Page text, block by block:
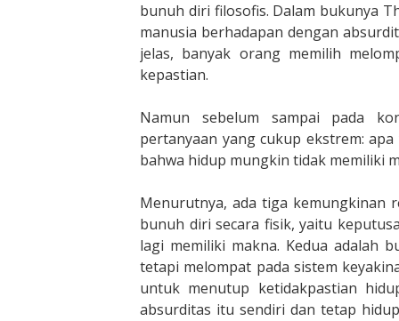
bunuh diri filosofis. Dalam bukunya
manusia berhadapan dengan
jelas, banyak orang memilih
kepastian.
Namun sebelum sampai pada
pertanyaan yang cukup ekstrem:
bahwa hidup mungkin tidak memiliki
Menurutnya, ada tiga kemungkinan
bunuh diri secara fisik, yaitu
lagi memiliki makna. Kedua adalah
tetapi melompat pada sistem
untuk menutup ketidakpastian
absurditas itu sendiri dan tetap